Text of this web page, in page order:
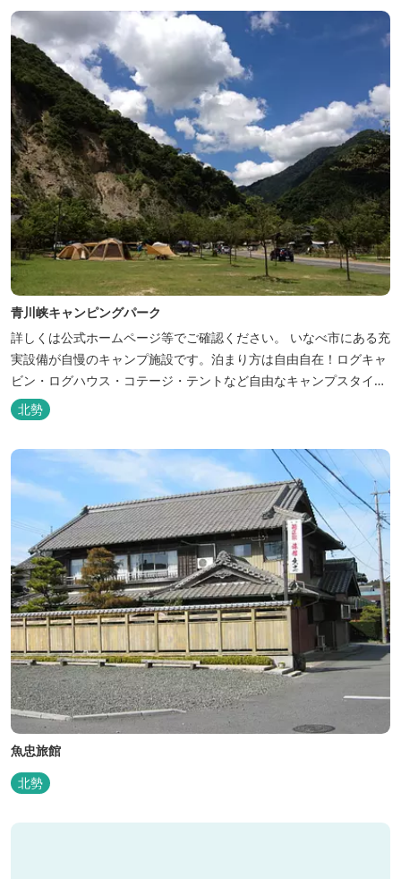
青川峡キャンピングパーク
詳しくは公式ホームページ等でご確認ください。 いなべ市にある充
実設備が自慢のキャンプ施設です。泊まり方は自由自在！ログキャ
ビン・ログハウス・コテージ・テントなど自由なキャンプスタイル
が楽しめます。屋根付きの炭火焼ハウスがありますので、雨や風の
日も快適にバーベキューをお楽しみいただけます。日帰り利用、団
ィールドもございま...
北勢
魚忠旅館
北勢